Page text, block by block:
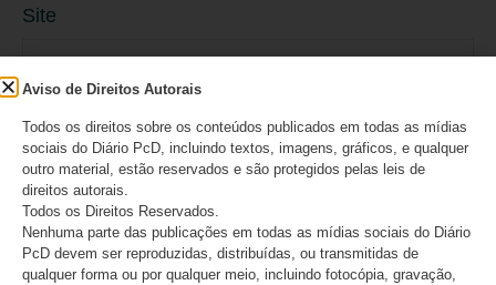
Site
Salvar meus dados neste navegador para a
próxima vez que eu comentar.
Aviso de Direitos Autorais
Todos os direitos sobre os conteúdos publicados em todas as mídias
sociais do Diário PcD, incluindo textos, imagens, gráficos, e qualquer
outro material, estão reservados e são protegidos pelas leis de
direitos autorais.
Todos os Direitos Reservados.
Nenhuma parte das publicações em todas as mídias sociais do Diário
PcD devem ser reproduzidas, distribuídas, ou transmitidas de
qualquer forma ou por qualquer meio, incluindo fotocópia, gravação,